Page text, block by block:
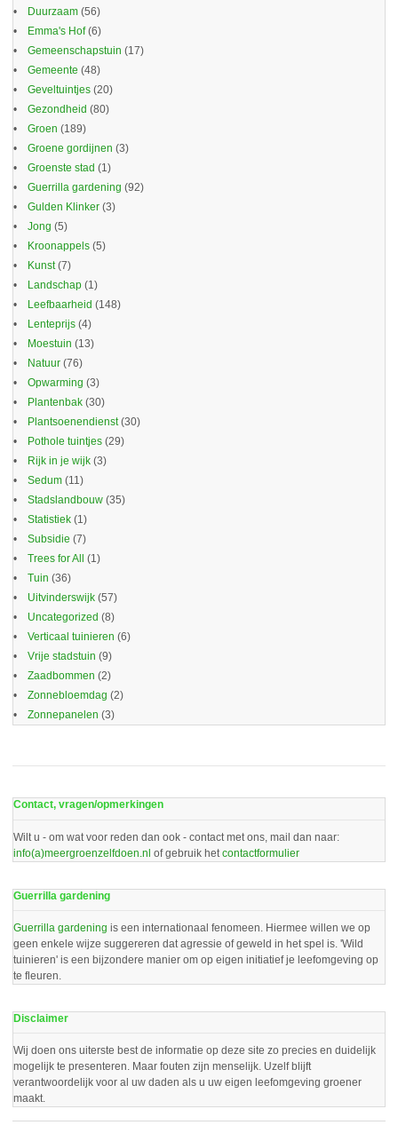
Duurzaam (56)
Emma's Hof(6)
Gemeenschapstuin (17)
Gemeente (48)
Geveltuintjes (20)
Gezondheid (80)
Groen (189)
Groene gordijnen (3)
Groenste stad (1)
Guerrilla gardening (92)
Gulden Klinker (3)
Jong (5)
Kroonappels (5)
Kunst(7)
Landschap (1)
Leefbaarheid (148)
Lenteprijs (4)
Moestuin (13)
Natuur (76)
Opwarming (3)
Plantenbak (30)
Plantsoenendienst(30)
Pothole tuintjes (29)
Rijk in je wijk (3)
Sedum (11)
Stadslandbouw (35)
Statistiek (1)
Subsidie (7)
Trees for All
(1)
Tuin (36)
Uitvinderswijk (57)
Uncategorized (8)
Verticaal tuinieren (6)
Vrije stadstuin (9)
Zaadbommen (2)
Zonnebloemdag (2)
Zonnepanelen (3)
Contact, vragen/opmerkingen
Wilt u - om wat voor reden dan ook - contact met ons, mail dan naar:
info(a)meergroenzelfdoen.nl of gebruik het contactformulier
Guerrilla gardening
Guerrilla gardening is een internationaal fenomeen. Hiermee willen we op
geen enkele wijze suggereren dat agressie of geweld in het spel is. 'Wild
tuinieren' is een bijzondere manier om op eigen initiatief je leefomgeving op
te fleuren.
Disclaimer
Wij doen ons uiterste best de informatie op deze site zo precies en duidelijk
mogelijk te presenteren. Maar fouten zijn menselijk. Uzelf blijft
verantwoordelijk voor al uw daden als u uw eigen leefomgeving groener
maakt.